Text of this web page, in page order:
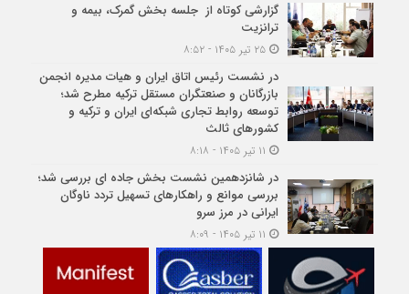
گزارشی کوتاه از جلسه بخش گمرک، بیمه و
ترانزیت
۲۵ تیر ۱۴۰۵ - ۸:۵۲
در نشست رئیس اتاق ایران و هیات مدیره انجمن
بازرگانان و صنعتگران مستقل ترکیه مطرح شد؛
توسعه روابط تجاری شبکه‌ای ایران و ترکیه و
کشورهای ثالث
در شانزدهمین نشست بخش جاده ای بررسی شد؛
بررسی موانع و راهکارهای تسهیل تردد ناوگان
ایرانی در مرز سرو